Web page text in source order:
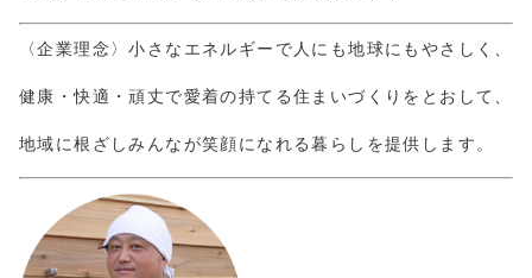
〈企業理念〉小さなエネルギーで人にも地球にもやさしく、
健康・快適・頑丈で愛着の持てる住まいづくりをとおして、
地域に根ざしみんなが笑顔になれる暮らしを提供します。